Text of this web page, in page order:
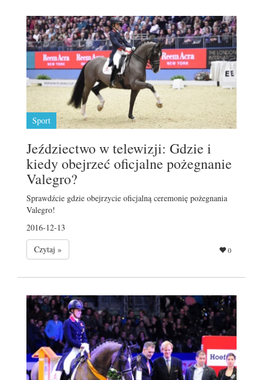
Sport
Jeździectwo w telewizji: Gdzie i
kiedy obejrzeć oficjalne pożegnanie
Valegro?
Sprawdźcie gdzie obejrzycie oficjalną ceremonię pożegnania
Valegro!
2016-12-13
Czytaj »
0